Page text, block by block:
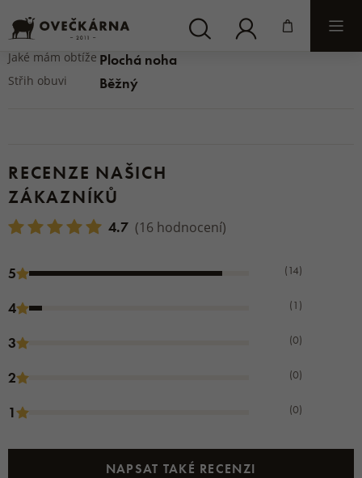
Typ podešve Na domácí použití, Na venkovní použití
Jaké mám obtíže Plochá noha
Střih obuvi Běžný
RECENZE NAŠICH
ZÁKAZNÍKŮ
4.7 (16 hodnocení)
5 (14)
4 (1)
3 (0)
2 (0)
1 (0)
NAPSAT TAKÉ RECENZI